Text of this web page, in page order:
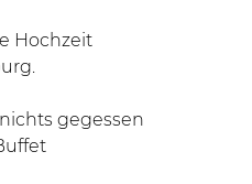
Hochzeit
gegessen